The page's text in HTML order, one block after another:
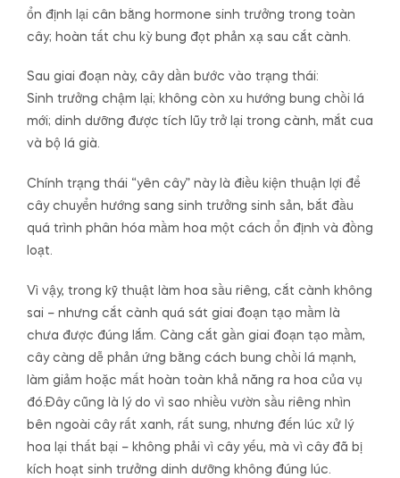
ổn định lại cân bằng hormone sinh trưởng trong toàn
cây; hoàn tất chu kỳ bung đọt phản xạ sau cắt cành.
Sau giai đoạn này, cây dần bước vào trạng thái:
Sinh trưởng chậm lại; không còn xu hướng bung chồi lá
mới; dinh dưỡng được tích lũy trở lại trong cành, mắt cua
và bộ lá già.
Chính trạng thái “yên cây” này là điều kiện thuận lợi để
cây chuyển hướng sang sinh trưởng sinh sản, bắt đầu
quá trình phân hóa mầm hoa một cách ổn định và đồng
loạt.
Vì vậy, trong kỹ thuật làm hoa sầu riêng, cắt cành không
sai – nhưng cắt cành quá sát giai đoạn tạo mầm là
chưa được đúng lắm. Càng cắt gần giai đoạn tạo mầm,
cây càng dễ phản ứng bằng cách bung chồi lá mạnh,
làm giảm hoặc mất hoàn toàn khả năng ra hoa của vụ
đó.Đây cũng là lý do vì sao nhiều vườn sầu riêng nhìn
bên ngoài cây rất xanh, rất sung, nhưng đến lúc xử lý
hoa lại thất bại – không phải vì cây yếu, mà vì cây đã bị
kích hoạt sinh trưởng dinh dưỡng không đúng lúc.